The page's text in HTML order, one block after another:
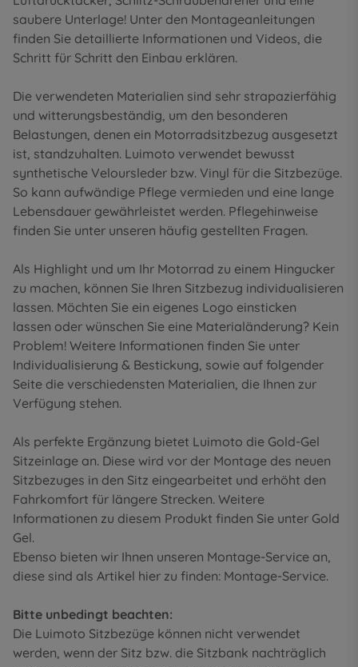
saubere Unterlage! Unter den Montageanleitungen
finden Sie detaillierte Informationen und Videos, die
Schritt für Schritt den Einbau erklären.
Die verwendeten Materialien sind sehr strapazierfähig
und witterungsbeständig, um den besonderen
Belastungen, denen ein Motorradsitzbezug ausgesetzt
ist, standzuhalten. Luimoto verwendet bewusst
synthetische Veloursleder bzw. Vinyl für die Sitzbezüge.
So kann aufwändige Pflege vermieden und eine lange
Lebensdauer gewährleistet werden. Pflegehinweise
finden Sie unter unseren häufig gestellten Fragen.
Als Highlight und um Ihr Motorrad zu einem Hingucker
zu machen, können Sie Ihren Sitzbezug individualisieren
lassen. Möchten Sie ein eigenes Logo einsticken
lassen oder wünschen Sie eine Materialänderung? Kein
Problem! Weitere Informationen finden Sie unter
Individualisierung & Bestickung, sowie auf folgender
Seite die verschiedensten Materialien, die Ihnen zur
Verfügung stehen.
Als perfekte Ergänzung bietet Luimoto die Gold-Gel
Sitzeinlage an. Diese wird vor der Montage des neuen
Sitzbezuges in den Sitz eingearbeitet und erhöht den
Fahrkomfort für längere Strecken. Weitere
Informationen zu diesem Produkt finden Sie unter Gold
Gel.
Ebenso bieten wir Ihnen unseren Montage-Service an,
diese sind als Artikel hier zu finden: Montage-Service.
Bitte unbedingt beachten:
Die Luimoto Sitzbezüge können nicht verwendet
werden, wenn der Sitz bzw. die Sitzbank nachträglich